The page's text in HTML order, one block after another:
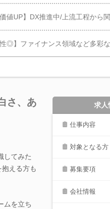
価値UP】DX推進中/上流工程から
性◎】ファイナンス領域など多彩
さ、あ
してみた
える方も
ムを立ち
求人
仕事内容
対象となる方
募集要項
会社情報